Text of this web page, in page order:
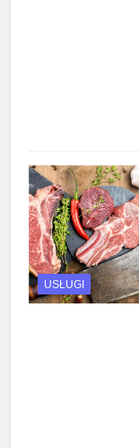
USŁUGI